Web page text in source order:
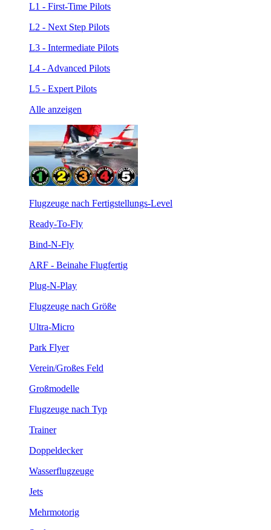
L1 - First-Time Pilots
L2 - Next Step Pilots
L3 - Intermediate Pilots
L4 - Advanced Pilots
L5 - Expert Pilots
Alle anzeigen
Flugzeuge nach Fertigstellungs-Level
Ready-To-Fly
Bind-N-Fly
ARF - Beinahe Flugfertig
Plug-N-Play
Flugzeuge nach Größe
Ultra-Micro
Park Flyer
Verein/Großes Feld
Großmodelle
Flugzeuge nach Typ
Trainer
Doppeldecker
Wasserflugzeuge
Jets
Mehrmotorig